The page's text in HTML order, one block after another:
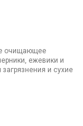
очищающее
ежевики и
и сухие